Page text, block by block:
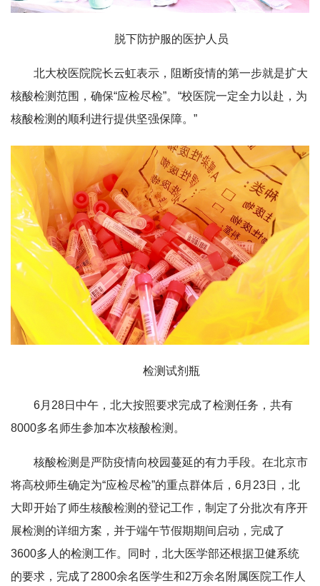
脱下防护服的医护人员
北大校医院院长云虹表示，阻断疫情的第一步就是扩大
核酸检测范围，确保“应检尽检”。“校医院一定全力以赴，为
核酸检测的顺利进行提供坚强保障。”
检测试剂瓶
6月28日中午，北大按照要求完成了检测任务，共有
8000多名师生参加本次核酸检测。
核酸检测是严防疫情向校园蔓延的有力手段。在北京市
将高校师生确定为“应检尽检”的重点群体后，6月23日，北
大即开始了师生核酸检测的登记工作，制定了分批次有序开
展检测的详细方案，并于端午节假期期间启动，完成了
3600多人的检测工作。同时，北大医学部还根据卫健系统
的要求，完成了2800余名医学生和2万余名附属医院工作人